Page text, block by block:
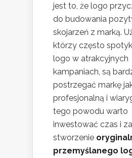
jest to, że logo
do budowania
skojarzeń z marką.
którzy często
logo w atrakcyjnych
kampaniach, są
postrzegać markę
profesjonalną i
tego powodu warto
inwestować czas i
stworzenie
przemyślanego